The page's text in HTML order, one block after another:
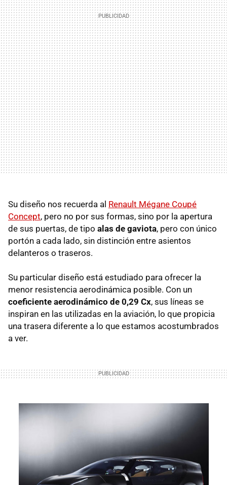
Su diseño nos recuerda al Renault Mégane Coupé
Concept, pero no por sus formas, sino por la apertura
de sus puertas, de tipo alas de gaviota, pero con único
portón a cada lado, sin distinción entre asientos
delanteros o traseros.
Su particular diseño está estudiado para ofrecer la
menor resistencia aerodinámica posible. Con un
coeficiente aerodinámico de 0,29 Cx, sus líneas se
inspiran en las utilizadas en la aviación, lo que propicia
una trasera diferente a lo que estamos acostumbrados
a ver.